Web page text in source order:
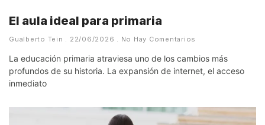
El aula ideal para primaria
Gualberto Tein 22/06/2026 No Hay Comentarios
La educación primaria atraviesa uno de los cambios más
profundos de su historia. La expansión de internet, el acceso
inmediato